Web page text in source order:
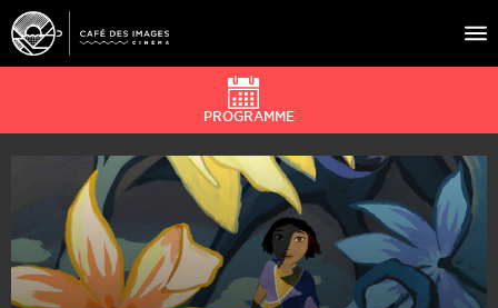
À L’AFFICHE
ÉVÉNEMENTS
CAFÉ DU CINÉ
PRATIQUE
ÉDUCATION AUX IMAGES
PROGRAMME